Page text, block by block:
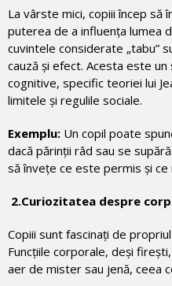
La vârste mici, copiii încep să
puterea de a influența lumea
cuvintele considerate „tabu”
cauză și efect. Acesta este
cognitive, specific teoriei lui
limitele și regulile sociale.
Exemplu: Un copil poate
dacă părinții râd sau se
să învețe ce este permis și
2.Curiozitatea despre
Copiii sunt fascinați de
Funcțiile corporale, deși
aer de mister sau jenă, ceea